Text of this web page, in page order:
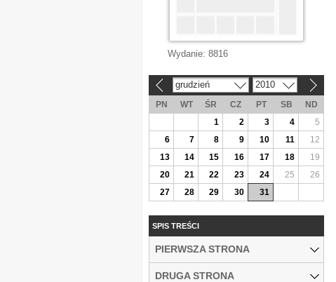
Wydanie: 8816
grudzień 2010
PN WT ŚR CZ PT SB
ND
1
2 3 4
5
6
7 8 9 10 11
12
13
14 15 16 17 18
19
20
21 22 23 24 25
26
27
28 29 30 31
SPIS TREŚCI
PIERWSZA STRONA
DRUGA STRONA